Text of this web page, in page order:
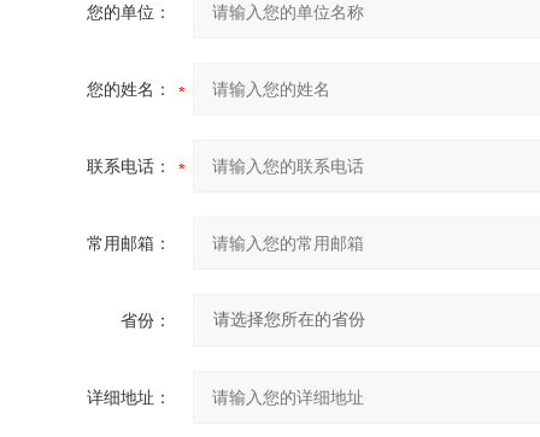
您的单位：
您的姓名：
联系电话：
常用邮箱：
省份：
详细地址：